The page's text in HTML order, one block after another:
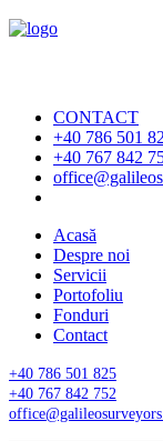
CONTACT
+40 786 501
+40 767 842
Acasă
Despre noi
Servicii
Portofoliu
Fonduri
Contact
+40 786 501 825
+40 767 842 752